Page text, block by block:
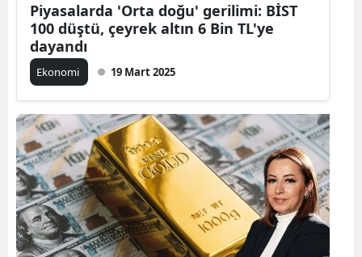
Piyasalarda 'Orta doğu' gerilimi: BİST
100 düştü, çeyrek altın 6 Bin TL'ye
dayandı
Ekonomi 19 Mart 2025